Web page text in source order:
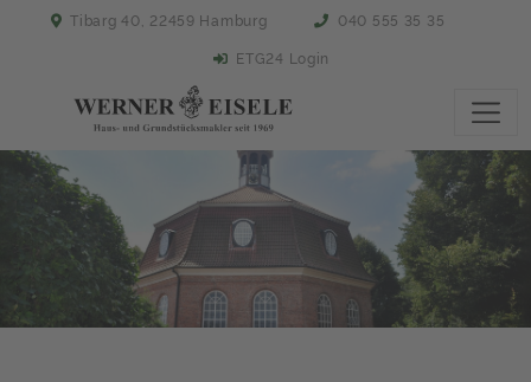
Tibarg 40, 22459 Hamburg
040 555 35 35
ETG24 Login